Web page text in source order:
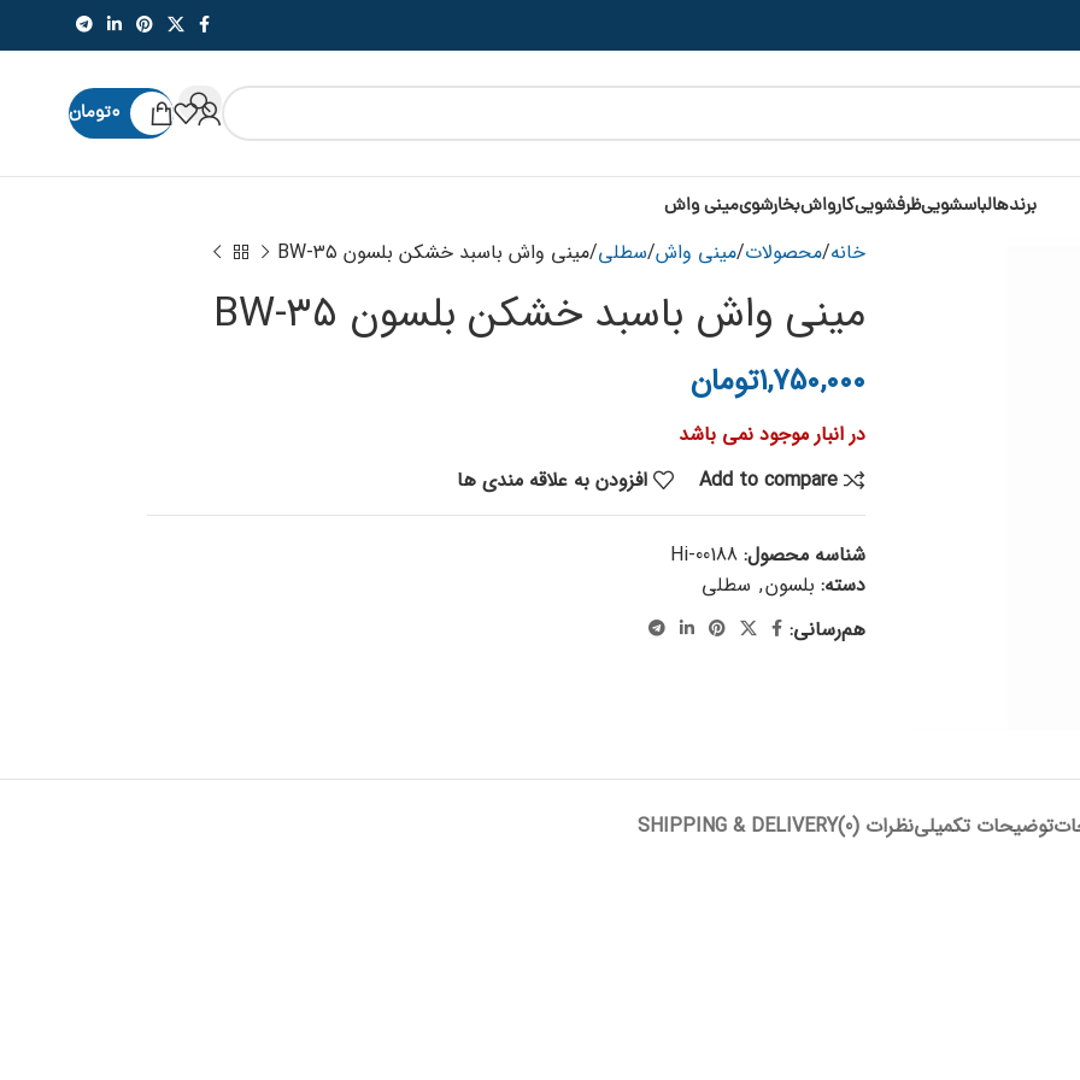
۰تومان
برندهالباسشوییظرفشوییکارواشبخارشویمینی واش
خانه محصولات مینی واش سطلی مینی واش باسبد خشکن بلسون BW-۳۵
مینی واش باسبد خشکن بلسون BW-۳۵
۱,۷۵۰,۰۰۰تومان
در انبار موجود نمی باشد
Add to compare
افزودن به علاقه مندی ها
شناسه محصول: Hi-00188
دسته: بلسون, سطلی
هم‌رسانی:
توضیحات تکمیلینظرات (0) SHIPPING & DELIVERY